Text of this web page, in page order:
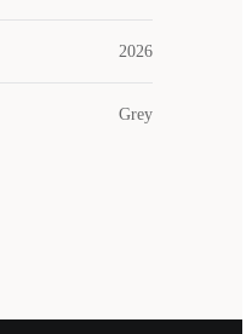
2026
Grey